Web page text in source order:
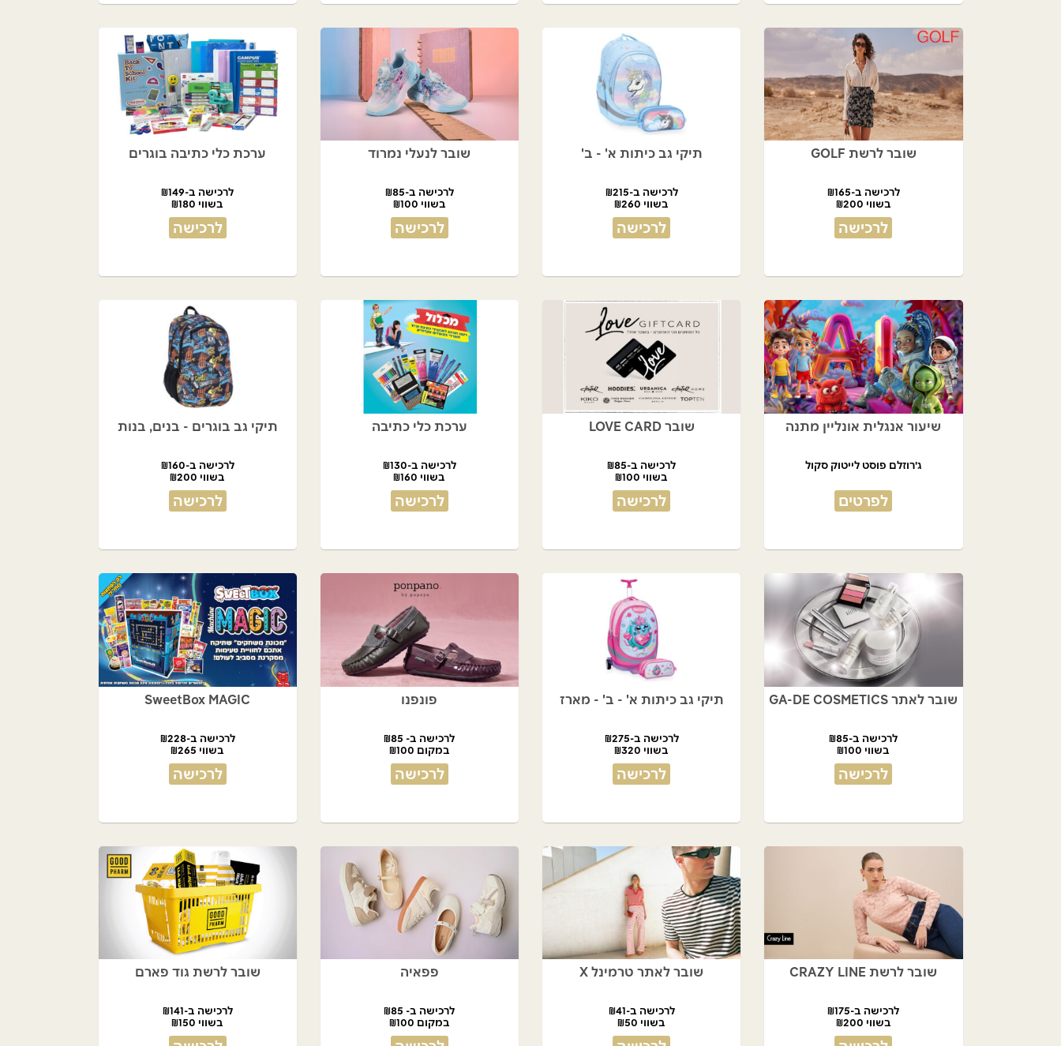
שובר לרשת GOLF
לרכישה ב-₪165
בשווי ₪200
לרכישה
תיקי גב כיתות א' - ב'
לרכישה ב-₪215
בשווי ₪260
לרכישה
שובר לנעלי נמרוד
לרכישה ב-₪85
בשווי ₪100
לרכישה
ערכת כלי כתיבה בוגרים
לרכישה ב-₪149
בשווי ₪180
לרכישה
שיעור אנגלית אונליין מתנה
ג'רוזלם פוסט לייטוק סקול
לפרטים
שובר LOVE CARD
לרכישה ב-₪85
בשווי ₪100
לרכישה
ערכת כלי כתיבה
לרכישה ב-₪130
בשווי ₪160
לרכישה
תיקי גב בוגרים - בנים, בנות
לרכישה ב-₪160
בשווי ₪200
לרכישה
שובר לאתר GA-DE COSMETICS
לרכישה ב-₪85
בשווי ₪100
לרכישה
תיקי גב כיתות א' - ב' - מארז
לרכישה ב-₪275
בשווי ₪320
לרכישה
פונפנו
לרכישה ב- ₪85
במקום ₪100
לרכישה
SweetBox MAGIC
לרכישה ב-₪228
בשווי ₪265
לרכישה
שובר לרשת CRAZY LINE
לרכישה ב-₪175
בשווי ₪200
שובר לאתר טרמינל X
לרכישה ב-₪41
בשווי ₪50
פפאיה
לרכישה ב- ₪85
במקום ₪100
שובר לרשת גוד פארם
לרכישה ב-₪141
בשווי ₪150